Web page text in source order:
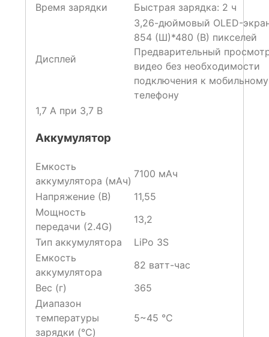
Время зарядки
Быстрая зарядка: 2 ч
Дисплей
3,26-дюймовый OLED-
854 (Ш)*480 (В) пикселей
Предварительный
видео без необходимости
подключения к мобильному
телефону
1,7 A при 3,7 В
Аккумулятор
Емкость
аккумулятора (мАч)
7100 мАч
Напряжение (В)
11,55
Мощность
передачи (2.4G)
13,2
Тип аккумулятора
LiPo 3S
Емкость
аккумулятора
82 ватт-час
Вес (г)
365
Диапазон
температуры
зарядки (°C)
5~45 ℃